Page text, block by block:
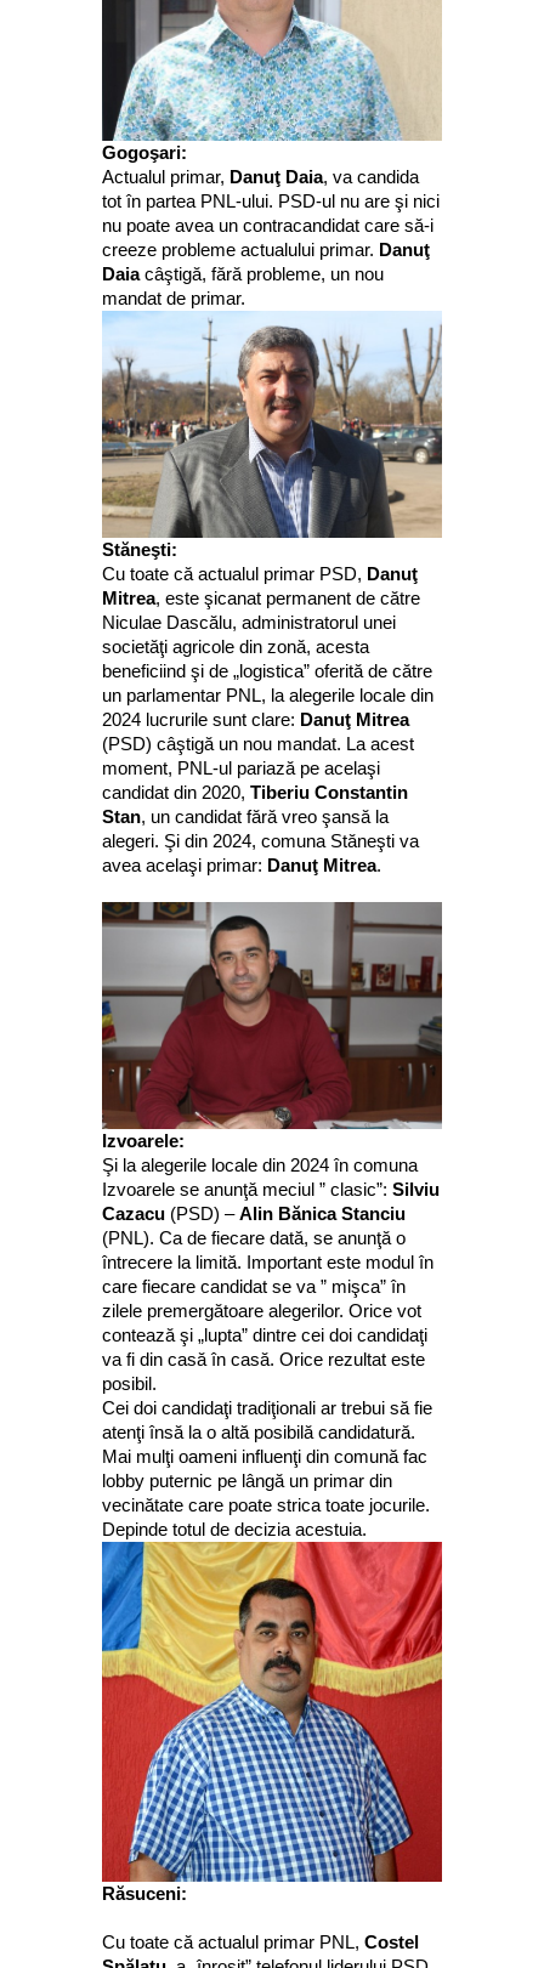
Gogoşari:
Actualul primar, Danuţ Daia, va candida
tot în partea PNL-ului. PSD-ul nu are şi nici
nu poate avea un contracandidat care să-i
creeze probleme actualului primar. Danuţ
Daiacâştigă, fără probleme, un nou
mandat de primar.
Stăneşti:
Cu toate că actualul primar PSD, Danuţ
Mitrea, este şicanat permanent de către
Niculae Dascălu, administratorul unei
societăţi agricole din zonă, acesta
beneficiind şi de „logistica” oferită de către
un parlamentar PNL, la alegerile locale din
2024 lucrurile sunt clare: Danuţ Mitrea
(PSD) câştigă un nou mandat. La acest
moment, PNL-ul pariază pe acelaşi
candidat din 2020, Tiberiu Constantin
Stan, un candidat fără vreo şansă la
alegeri. Şi din 2024, comuna Stăneşti va
avea acelaşi primar: Danuţ Mitrea.
Izvoarele:
Şi la alegerile locale din 2024 în comuna
Izvoarele se anunţă meciul ” clasic”: Silviu
Cazacu (PSD) –Alin Bănica Stanciu
(PNL). Ca de fiecare dată, se anunţă o
întrecere la limită. Important este modul în
care fiecare candidat se va ” mişca” în
zilele premergătoare alegerilor. Orice vot
contează şi „lupta” dintre cei doi candidaţi
va fi din casă în casă. Orice rezultat este
posibil.
Cei doi candidaţi tradiţionali ar trebui să fie
atenţi însă la o altă posibilă candidatură.
Mai mulţi oameni influenţi din comună fac
lobby puternic pe lângă un primar din
vecinătate care poate strica toate jocurile.
Depinde totul de decizia acestuia.
Răsuceni:
Cu toate că actualul primar PNL, Costel